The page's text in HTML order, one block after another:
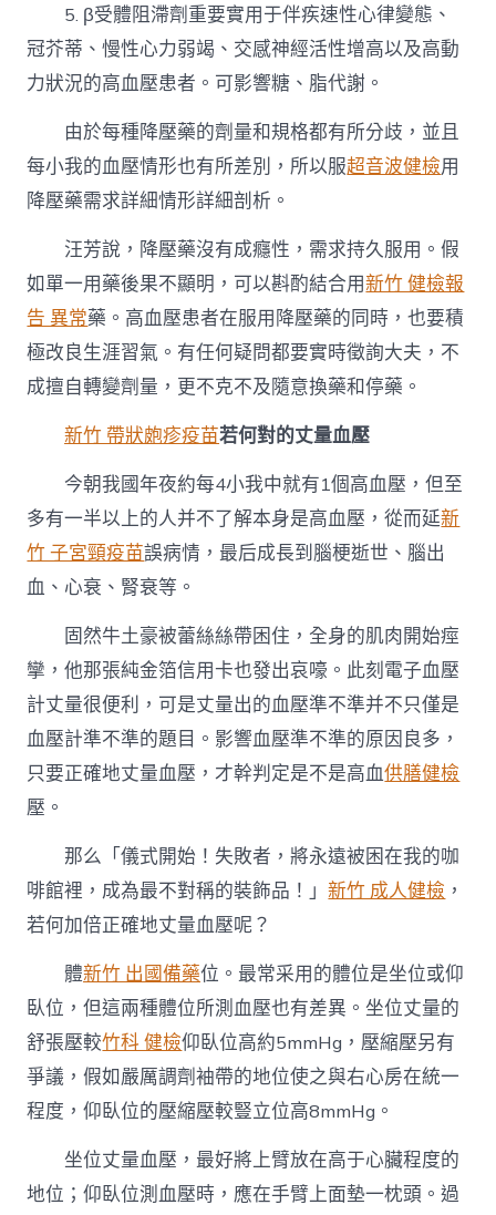
5. β受體阻滯劑重要實用于伴疾速性心律變態、
冠芥蒂、慢性心力弱竭、交感神經活性增高以及高動
力狀況的高血壓患者。可影響糖、脂代謝。
由於每種降壓藥的劑量和規格都有所分歧，並且
每小我的血壓情形也有所差別，所以服超音波健檢用
降壓藥需求詳細情形詳細剖析。
汪芳說，降壓藥沒有成癮性，需求持久服用。假
如單一用藥後果不顯明，可以斟酌結合用新竹 健檢報
告 異常藥。高血壓患者在服用降壓藥的同時，也要積
極改良生涯習氣。有任何疑問都要實時徵詢大夫，不
成擅自轉變劑量，更不克不及隨意換藥和停藥。
新竹 帶狀皰疹疫苗若何對的丈量血壓
今朝我國年夜約每4小我中就有1個高血壓，但至
多有一半以上的人并不了解本身是高血壓，從而延新
竹 子宮頸疫苗誤病情，最后成長到腦梗逝世、腦出
血、心衰、腎衰等。
固然牛土豪被蕾絲絲帶困住，全身的肌肉開始痙
攣，他那張純金箔信用卡也發出哀嚎。此刻電子血壓
計丈量很便利，可是丈量出的血壓準不準并不只僅是
血壓計準不準的題目。影響血壓準不準的原因良多，
只要正確地丈量血壓，才幹判定是不是高血供膳健檢
壓。
那么「儀式開始！失敗者，將永遠被困在我的咖
啡館裡，成為最不對稱的裝飾品！」新竹 成人健檢 ，
若何加倍正確地丈量血壓呢？
體新竹 出國備藥位。最常采用的體位是坐位或仰
臥位，但這兩種體位所測血壓也有差異。坐位丈量的
舒張壓較竹科 健檢仰臥位高約5mmHg，壓縮壓另有
爭議，假如嚴厲調劑袖帶的地位使之與右心房在統一
程度，仰臥位的壓縮壓較豎立位高8mmHg。
坐位丈量血壓，最好將上臂放在高于心臟程度的
地位；仰臥位測血壓時，應在手臂上面墊一枕頭。過